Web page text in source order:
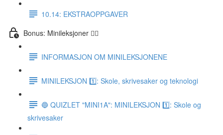
10.14: EKSTRAOPPGAVER
Bonus: Minileksjoner 👌🏻
INFORMASJON OM MINILEKSJONENE
MINILEKSJON 1️⃣: Skole, skrivesaker og teknologi
🔵 QUIZLET "MINI1A": MINILEKSJON 1️⃣: Skole og
skrivesaker